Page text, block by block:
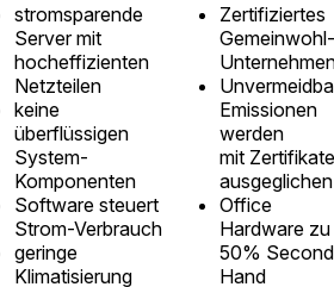
stromsparende
Server mit
hocheffizienten
Netzteilen
keine
überflüssigen
System-
Komponenten
Software steuert
Strom-Verbrauch
geringe
Klimatisierung
Zertifiziertes
Gemeinwohl-
Emissionen
werden
mit
ausgeglichen
Office
Hardware zu
50%
Hand